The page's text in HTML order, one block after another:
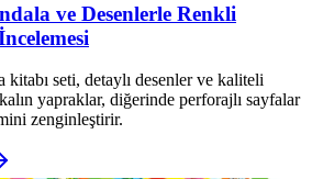
ve Desenlerle Renkli
seti, detaylı desenler ve kaliteli
yapraklar, diğerinde perforajlı sayfalar
zenginleştirir.